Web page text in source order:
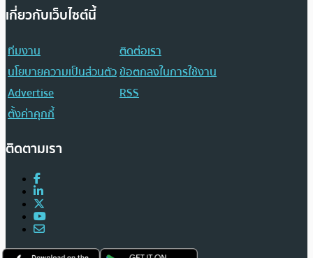
เกี่ยวกับเว็บไซต์นี้
ทีมงาน
ติดต่อเรา
นโยบายความเป็นส่วนตัวข้อตกลงในการใช้งาน
Advertise
RSS
ตั้งค่าคุกกี้
ติดตามเรา